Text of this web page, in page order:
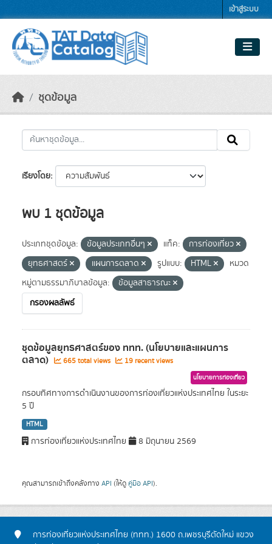
เข้าสู่ระบบ
ชุดข้อมูล
เรียงโดย
พบ 1 ชุดข้อมูล
ประเภทชุดข้อมูล: ข้อมูลประเภทอื่นๆ แท็ค:
การท่องเที่ยว
ยุทธศาสตร์
แผนการตลาด รูปแบบ: HTML
หมวด
หมู่ตามธรรมาภิบาลข้อมูล:
ข้อมูลสาธารณะ
กรองผลลัพธ์
ชุดข้อมูลยุทธศาสตร์ของ ททท. (นโยบายและแผนการ
ตลาด) 665 total views 19 recent views
นโยบายการท่องเที่ยว
กรอบทิศทางการดำเนินงานของการท่องเที่ยวแห่งประเทศไทย ในระยะ
5 ปี
HTML
การท่องเที่ยวแห่งประเทศไทย 8 มิถุนายน 2569
คุณสามารถเข้าถึงคลังทาง API (ให้ดู คู่มือ API).
การท่องเที่ยวแห่งประเทศไทย (ททท.) 1600 ถ.เพชรบุรีตัดใหม่ แขวง